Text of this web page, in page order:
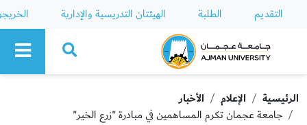
التقديم الطلبة الهيئتان التدريسية والإدارية
Ajman University
الرئيسية الإعلام
الأخبار
جامعة عجمان تكرم المساهمين في مبادرة "زرع الخير"